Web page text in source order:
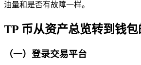
油量和是否有故障一样。
TP 币从资产总览转到钱
（一）登录交易平台